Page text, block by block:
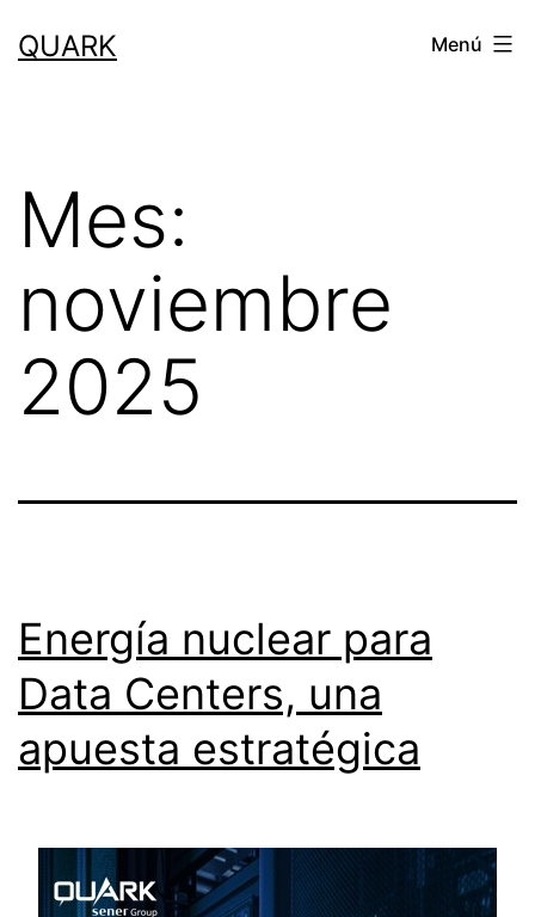
QUARK Menú
Mes:
noviembre
2025
Energía nuclear para
Data Centers, una
apuesta estratégica